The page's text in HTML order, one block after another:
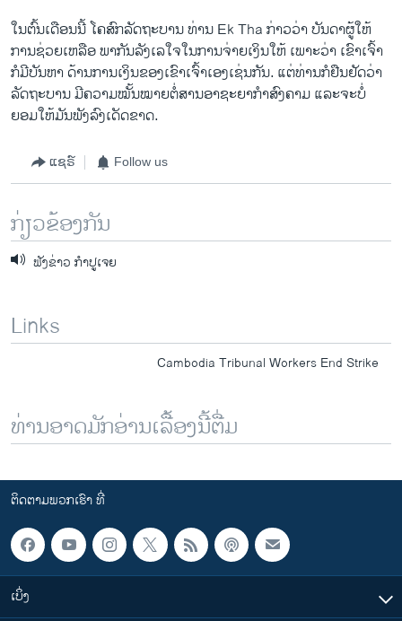
​ໃນ​ຕົ້ນ​ເດືອນ​ນີ້ ​ໂຄສົກ​ລັດຖະບານ ທ່ານ Ek Tha ກ່າວ​ວ່າ ບັນດາ​ຜູ້​ໃຫ້
ການ​ຊ່ວຍ​ເຫລືອ ​ພາກັນ​ລັງ​ເລ​ໃຈ​ໃນ​ການ​ຈ່າຍ​ເງິນ​ໃຫ້ ​ເພາະວ່າ ​ເຂົາ​ເຈົ້າ​
ກໍ​ມີບັນຫາ​ ດ້ານການ​ເງິນ​ຂອງ​ເຂົາ​ເຈົ້າ​ເອງເຊ່ນກັນ.​ ​ແຕ່ທ່ານກໍ​ຢືນ​ຢັດ​ວ່າ
ລັດຖະບານ ມີ​ຄວາມ​ໝັ້ນ​ໝາຍ​ຕໍ່​ສານອາຊະຍາກໍາສົງຄາມ ​ແລະ​ຈະ​ບໍ່​
ຍອມ​ໃຫ້​ມັນພັງ​ລົງເດັດ​ຂາດ.
ແຊຣ໌ Follow us
ກ່ຽວຂ້ອງກັນ
ຟັງຂ່າວ ກໍາປູເຈຍ
Links
Cambodia Tribunal Workers End Strike
ທ່ານອາດມັກອ່ານເລື້ອງນີ້ຕື່ມ
ຕິດຕາມພວກເຮົາ ທີ່
ເບິ່ງ